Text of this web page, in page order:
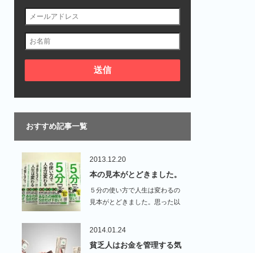
おすすめ記事一覧
2013.12.20
本の見本がとどきました。
５分の使い方で人生は変わるの
見本がとどきました。思った以
2014.01.24
貧乏人はお金を管理する気